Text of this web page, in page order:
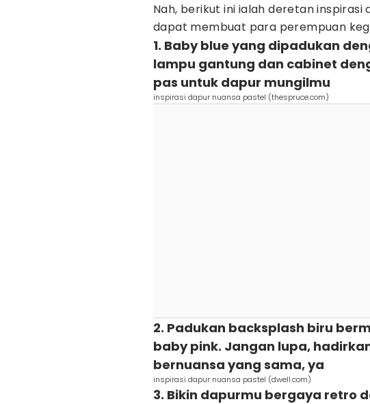
Nah, berikut ini ialah deretan
dapat membuat para perempuan
1. Baby blue yang dipadukan
lampu gantung dan cabinet
pas untuk dapur mungilmu
inspirasi dapur nuansa pastel (thespruce.com)
2. Padukan backsplash biru
baby pink. Jangan lupa,
bernuansa yang sama, ya
inspirasi dapur nuansa pastel (dwell.com)
3. Bikin dapurmu bergaya retro